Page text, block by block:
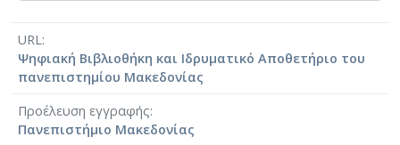
ενορχήστρωση σε Σι ύφεση. Υπάρχουν άλλες δύο
(Έκδοση 1 και 2) εκφράσεις του έργου, όπου το
μέρος της ορχήστρας έχει γίνει μεταγραφή για πιάνο.
URL
Ψηφιακή Βιβλιοθήκη και Ιδρυματικό Αποθετήριο του
πανεπιστημίου Μακεδονίας
Προέλευση εγγραφής
Πανεπιστήμιο Μακεδονίας